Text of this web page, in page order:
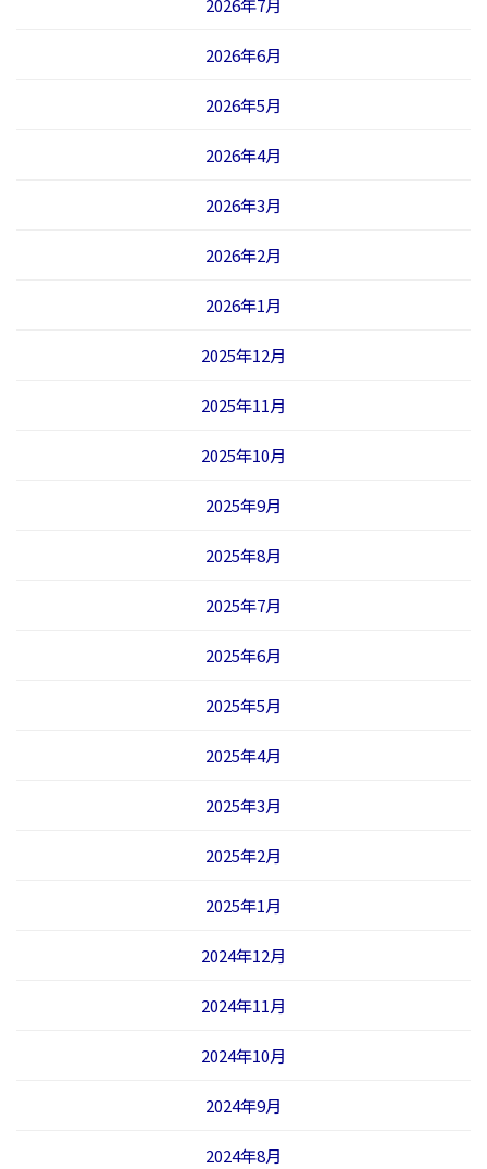
・ふれあいサロン活動事業
・児童福祉施設行事費等助成金
赤い羽根データベースはねっと（外部サイト）
赤い羽根共同募金と歳末たすけあい運動を含めた情報
が掲載されていますので、ご参考になさってくださ
2026年7月
2026年6月
2026年5月
2026年4月
2026年3月
2026年2月
2026年1月
2025年12月
2025年11月
2025年10月
2025年9月
2025年8月
2025年7月
2025年6月
2025年5月
2025年4月
2025年3月
2025年2月
2025年1月
2024年12月
2024年11月
2024年10月
2024年9月
2024年8月